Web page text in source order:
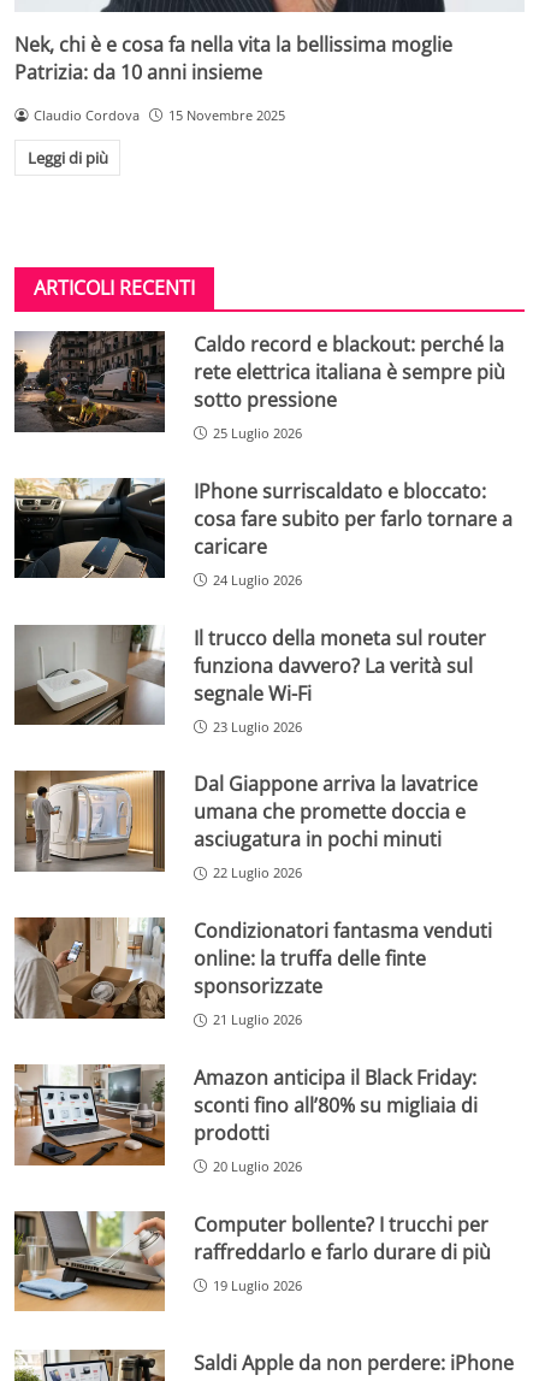
Nek, chi è e cosa fa nella vita la bellissima moglie
Patrizia: da 10 anni insieme
Claudio Cordova 15 Novembre 2025
Leggi di più
ARTICOLI RECENTI
Caldo record e blackout: perché la
rete elettrica italiana è sempre più
sotto pressione
25 Luglio 2026
IPhone surriscaldato e bloccato:
cosa fare subito per farlo tornare a
caricare
24 Luglio 2026
Il trucco della moneta sul router
funziona davvero? La verità sul
segnale Wi-Fi
23 Luglio 2026
Dal Giappone arriva la lavatrice
umana che promette doccia e
asciugatura in pochi minuti
22 Luglio 2026
Condizionatori fantasma venduti
online: la truffa delle finte
sponsorizzate
21 Luglio 2026
Amazon anticipa il Black Friday:
sconti fino all’80% su migliaia di
prodotti
20 Luglio 2026
Computer bollente? I trucchi per
raffreddarlo e farlo durare di più
19 Luglio 2026
Saldi Apple da non perdere: iPhone